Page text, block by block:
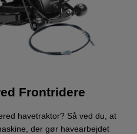
Frontridere
havetraktor? Så ved du, at
der gør havearbejdet